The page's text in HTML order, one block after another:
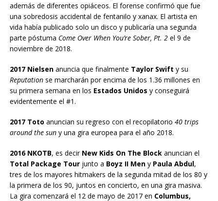
además de diferentes opiáceos. El forense confirmó que fue
una sobredosis accidental de fentanilo y xanax. El artista en
vida había publicado solo un disco y publicaría una segunda
parte póstuma Come Over When You’re Sober, Pt. 2 el 9 de
noviembre de 2018.
2017 Nielsen anuncia que finalmente Taylor Swift y su
Reputation se marcharán por encima de los 1.36 millones en
su primera semana en los Estados Unidos y conseguirá
evidentemente el #1.
2017 Toto anuncian su regreso con el recopilatorio 40 trips
around the sun y una gira europea para el año 2018.
2016 NKOTB, es decir New Kids On The Block anuncian el
Total Package Tour junto a Boyz II Men y Paula Abdul,
tres de los mayores hitmakers de la segunda mitad de los 80 y
la primera de los 90, juntos en concierto, en una gira masiva.
La gira comenzará el 12 de mayo de 2017 en Columbus,